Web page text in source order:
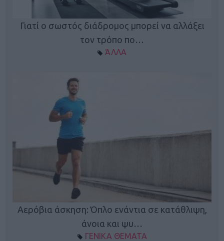
Γιατί ο σωστός διάδρομος μπορεί να αλλάξει
τον τρόπο πο…
ΆΛΛΑ
Αερόβια άσκηση: Όπλο ενάντια σε κατάθλιψη,
άνοια και ψυ…
ΓΕΝΙΚΑ ΘΕΜΑΤΑ